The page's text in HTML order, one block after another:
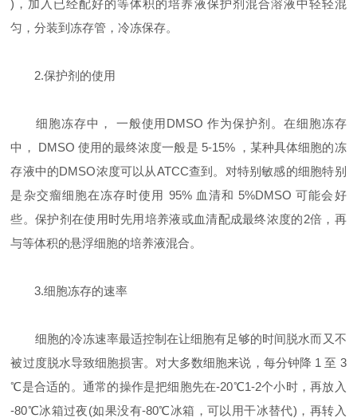
)，加入已经配好的等体积的培养液保护剂混合溶液中轻轻混
匀，分装到冻存管，冷冻保存。
2.保护剂的使用
细胞冻存中， 一般使用DMSO 作为保护剂。在细胞冻存
中， DMSO 使用的最终浓度一般是 5-15% ，某种具体细胞的冻
存液中的DMSO浓度可以从ATCC查到。对特别敏感的细胞特别
是杂交瘤细胞在冻存时使用 95% 血清和 5%DMSO 可能会好
些。保护剂在使用时先用培养液或血清配成最终浓度的2倍，再
与等体积的悬浮细胞的培养液混合。
3.细胞冻存的速率
细胞的冷冻速率最适控制在让细胞有足够的时间脱水而又不
被过度脱水导致细胞损害。对大多数细胞来说，每分钟降 1 至 3
℃是合适的。通常的操作是把细胞先在-20℃1-2个小时，再放入
-80℃冰箱过夜(如果没有-80℃冰箱，可以用干冰替代)，再转入